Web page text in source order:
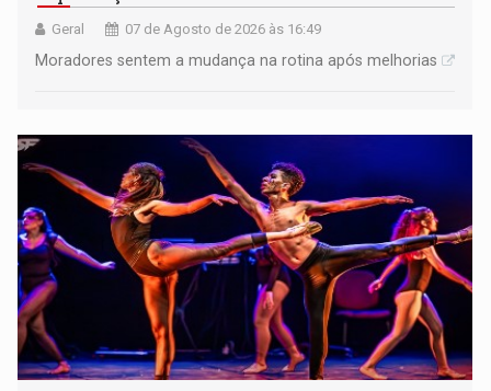
Geral 07 de Agosto de 2026 às 16:49
Moradores sentem a mudança na rotina após melhorias